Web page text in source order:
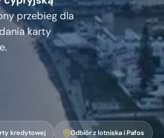
przebieg dla
karty
kredytowej Odbiór z lotniska i Pafos